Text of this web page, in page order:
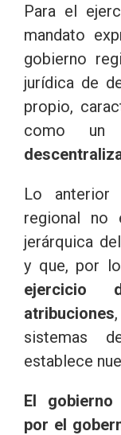
Para el
mandato
gobierno
jurídica de
propio,
como un
Lo anterior
regional no
jerárquica
y que, por
ejercicio
atribuciones
sistemas
establece
El
por el